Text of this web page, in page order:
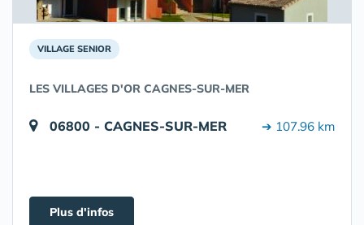
VILLAGE SENIOR
LES VILLAGES D'OR CAGNES-SUR-MER
06800 - CAGNES-SUR-MER ➔ 107.96 km
Plus d'infos